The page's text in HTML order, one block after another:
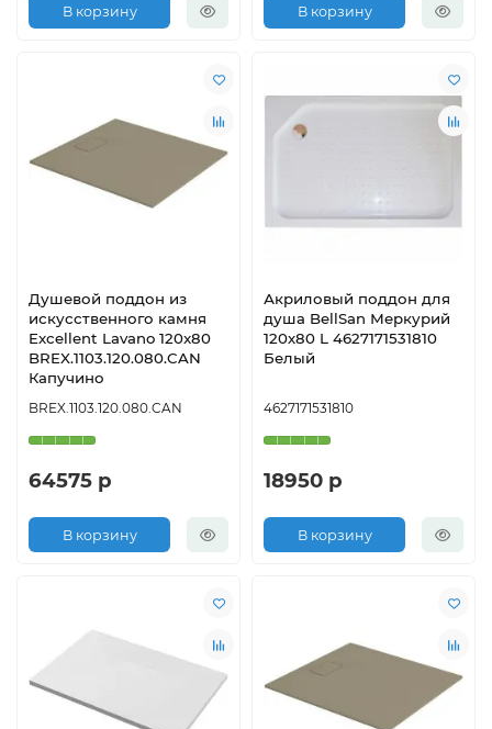
В корзину В корзину
Душевой поддон из
искусственного камня
Excellent Lavano 120x80
BREX.1103.120.080.CAN
Капучино
BREX.1103.120.080.CAN
64575 р
В корзину
Акриловый поддон для
душа BellSan Меркурий
120х80 L 4627171531810
Белый
4627171531810
18950 р
В корзину